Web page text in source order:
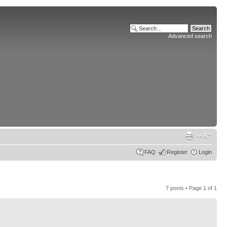
Advanced search
FAQ Register Login
7 posts • Page 1 of 1